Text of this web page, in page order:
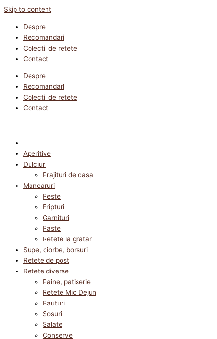
Skip to content
Despre
Recomandari
Colectii de retete
Contact
Despre
Recomandari
Colectii de retete
Contact
Aperitive
Dulciuri
Prajituri de casa
Mancaruri
Peste
Fripturi
Garnituri
Paste
Retete la gratar
Supe, ciorbe, borsuri
Retete de post
Retete diverse
Paine, patiserie
Retete Mic Dejun
Bauturi
Sosuri
Salate
Conserve